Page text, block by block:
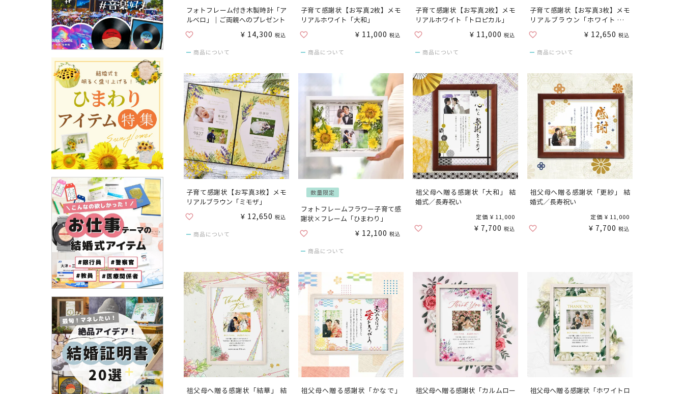
フォトフレーム付き木製時計「ア
ルベロ」｜ご両親へのプレゼント
¥ 14,300 税込
商品について
子育て感謝状【お写真2枚】メモ
リアルホワイト「大和」
¥ 11,000 税込
商品について
子育て感謝状【お写真2枚】メモ
リアルホワイト「トロピカル」
¥ 11,000 税込
商品について
子育て感謝状【お写真3枚】メモ
リアルブラウン「ホワイトロー
ズ」
¥ 12,650 税込
商品について
子育て感謝状【お写真3枚】メモ
リアルブラウン「ミモザ」
¥ 12,650 税込
商品について
数量限定
フォトフレームフラワー子育て感
謝状×フレーム「ひまわり」
¥ 12,100 税込
商品について
祖父母へ贈る感謝状「大和」 結
婚式／長寿祝い
定価 ¥ 11,000
¥ 7,700 税込
祖父母へ贈る感謝状「更紗」 結
婚式／長寿祝い
定価 ¥ 11,000
¥ 7,700 税込
祖父母へ贈る感謝状「結華」 結 祖父母へ贈る感謝状「かなで」 祖父母へ贈る感謝状「カルムロー 祖父母へ贈る感謝状「ホワイトロ